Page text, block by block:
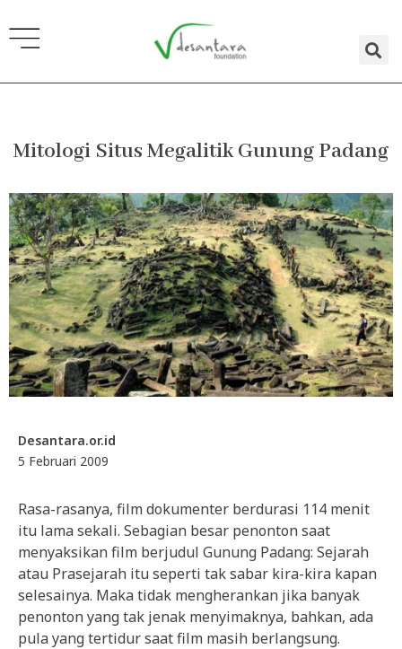
ke
konten
Mitologi Situs Megalitik Gunung Padang
Desantara.or.id
5 Februari 2009
Rasa-rasanya, film dokumenter berdurasi 114 menit
itu lama sekali. Sebagian besar penonton saat
menyaksikan film berjudul Gunung Padang: Sejarah
atau Prasejarah itu seperti tak sabar kira-kira kapan
selesainya. Maka tidak mengherankan jika banyak
penonton yang tak jenak menyimaknya, bahkan, ada
pula yang tertidur saat film masih berlangsung.